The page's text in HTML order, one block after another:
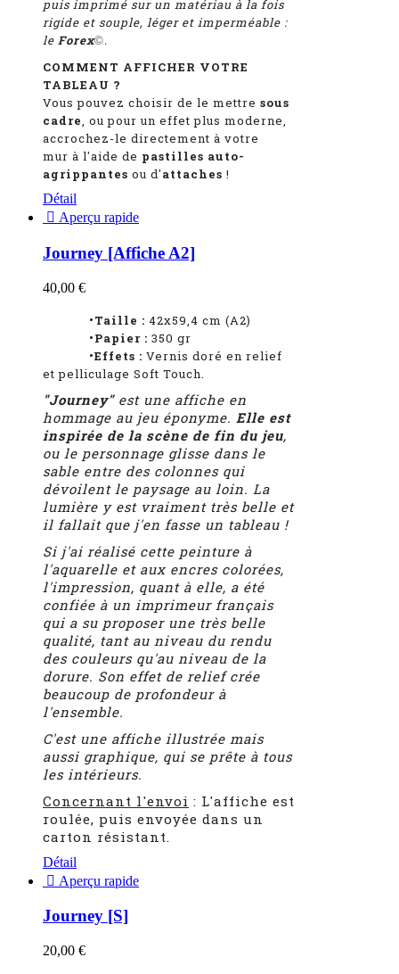
puis imprimé sur un matériau à la fois
rigide et souple, léger et imperméable :
le Forex©.
COMMENT AFFICHER VOTRE
TABLEAU ?
Vous pouvez choisir de le mettre sous
cadre, ou pour un effet plus moderne,
accrochez-le directement à votre
mur à l'aide de pastilles auto-
agrippantes ou d'attaches !
Détail
 Aperçu rapide
Journey [Affiche A2]
40,00 €
•Taille : 42x59,4 cm (A2)
•Papier : 350 gr
•Effets : Vernis doré en relief
et pelliculage Soft Touch.
"Journey"est une affiche en
hommage au jeu éponyme. Elle est
inspirée de la scène de fin du jeu,
ou le personnage glisse dans le
sable entre des colonnes qui
dévoilent le paysage au loin. La
lumière y est vraiment très belle et
il fallait que j'en fasse un tableau !
Si j'ai réalisé cette peinture à
l'aquarelle et aux encres colorées,
l'impression, quant à elle, a été
confiée à un imprimeur français
qui a su proposer une très belle
qualité, tant au niveau du rendu
des couleurs qu'au niveau de la
dorure. Son effet de relief crée
beaucoup de profondeur à
l'ensemble.
C'est une affiche illustrée mais
aussi graphique, qui se prête à tous
les intérieurs.
Concernant l'envoi : L'affiche est
roulée, puis envoyée dans un
carton résistant.
Détail
 Aperçu rapide
Journey [S]
20,00 €